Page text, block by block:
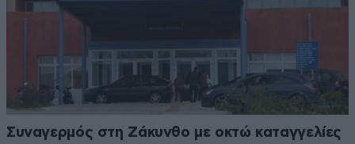
Συναγερμός στη Ζάκυνθο με οκτώ καταγγελίες